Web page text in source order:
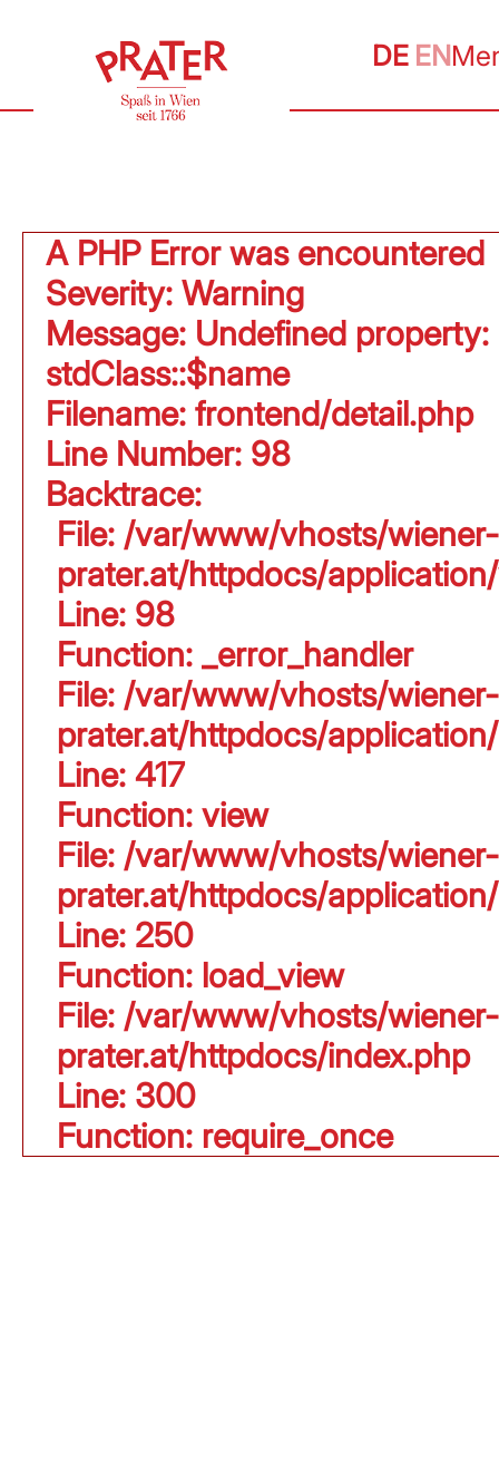
DE EN
A PHP Error was encountered
Severity: Warning
Message: Undefined property:
stdClass::$name
Filename: frontend/detail.php
Line Number: 98
Backtrace:
File: /var/www/vhosts/wiener-
prater.at/httpdocs/
Line: 98
Function: _error_handler
File: /var/www/vhosts/wiener-
prater.at/httpdocs/
Line: 417
Function: view
File: /var/www/vhosts/wiener-
prater.at/httpdocs/
Line: 250
Function: load_view
File: /var/www/vhosts/wiener-
prater.at/httpdocs/index.php
Line: 300
Function: require_once